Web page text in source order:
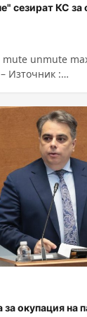
сезират КС за
unmute
Източник :
окупация на